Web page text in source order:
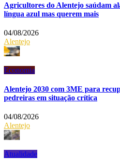
Agricultores do Alentejo saúdam
língua azul mas querem mais
04/08/2026
Alentejo
Economia
Alentejo 2030 com 3ME para
pedreiras em situação crítica
04/08/2026
Alentejo
Atualidade